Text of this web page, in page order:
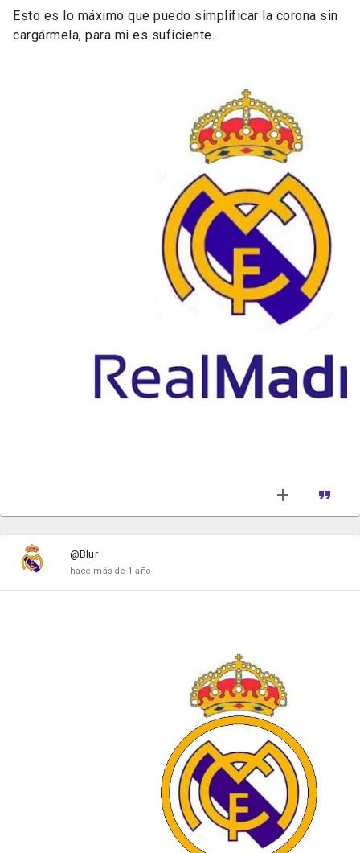
Esto es lo máximo que puedo simplificar la corona sin
cargármela, para mi es suficiente.
@Blur
hace más de 1 año